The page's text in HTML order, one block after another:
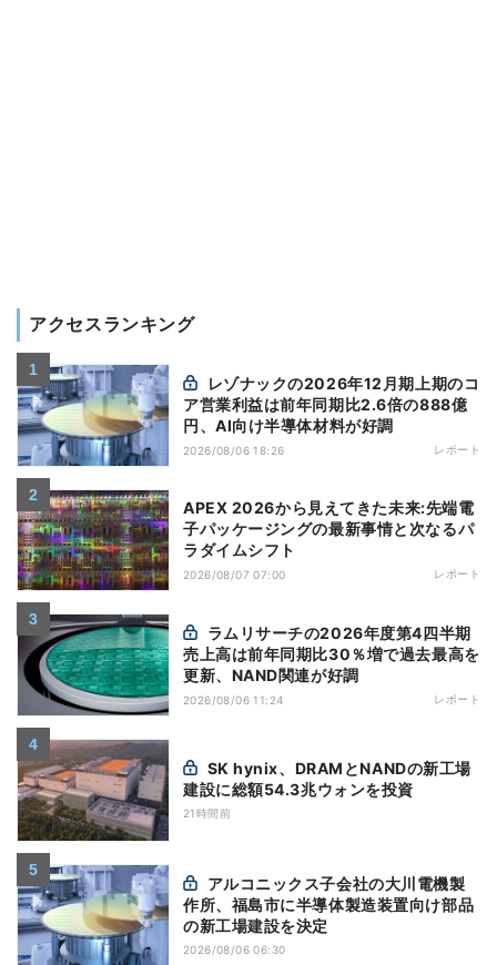
アクセスランキング
ア営業利益は前年同期比2.6倍の888億
円、AI向け半導体材料が好調
2026/08/06 18:26 レポート
APEX 2026から見えてきた未来:先端電
子パッケージングの最新事情と次なるパ
ラダイムシフト
2026/08/07 07:00 レポート
売上高は前年同期比30％増で過去最高を
更新、NAND関連が好調
2026/08/06 11:24 レポート
建設に総額54.3兆ウォンを投資
21時間前
作所、福島市に半導体製造装置向け部品
の新工場建設を決定
2026/08/06 06:30